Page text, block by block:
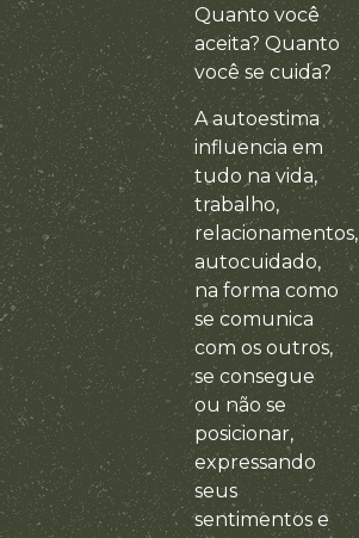
Quanto você
aceita? Quanto
você se cuida?
A autoestima
influencia em
tudo na vida,
trabalho,
relacionamentos,
autocuidado,
na forma como
se comunica
com os outros,
se consegue
ou não se
posicionar,
expressando
seus
sentimentos e